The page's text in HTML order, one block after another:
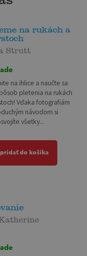
na rukách a
Strutt
na ihlice a naučte sa
pletenia na rukách
Vďaka fotografiám
návodom si
všetky...
pridať do košíka